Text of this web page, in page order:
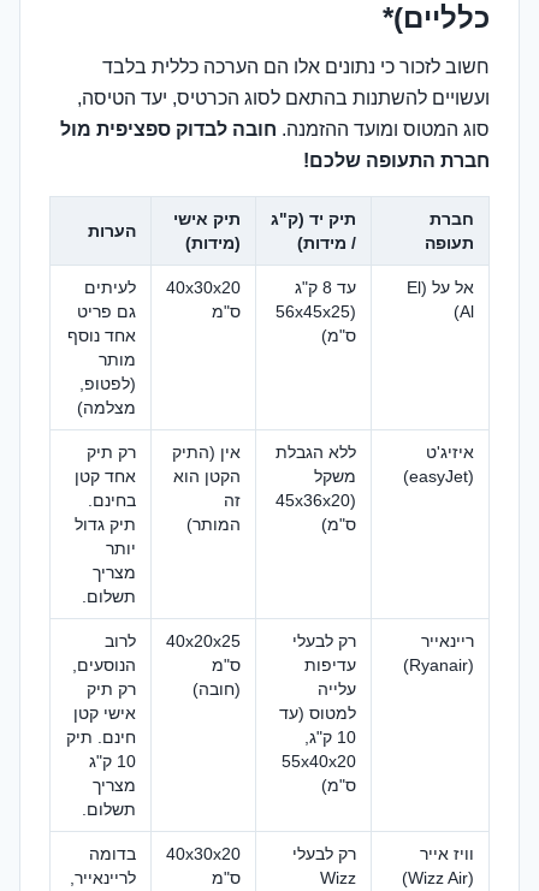
כלליים)*
חשוב לזכור כי נתונים אלו הם הערכה כללית בלבד
ועשויים להשתנות בהתאם לסוג הכרטיס, יעד הטיסה,
סוג המטוס ומועד ההזמנה. חובה לבדוק ספציפית מול
חברת התעופה שלכם!
חברת
תעופה
תיק יד (ק"ג
/ מידות)
תיק אישי
(מידות)
הערות
אל על (El
Al)
עד 8 ק"ג
(56x45x25
ס"מ)
40x30x20
ס"מ
לעיתים
גם פריט
אחד נוסף
מותר
(לפטופ,
מצלמה)
איזיג'ט
(easyJet)
ללא הגבלת
משקל
(45x36x20
ס"מ)
אין (התיק
הקטן הוא
זה
המותר)
רק תיק
אחד קטן
בחינם.
תיק גדול
יותר
מצריך
תשלום.
ריינאייר
(Ryanair)
רק לבעלי
עדיפות
עלייה
למטוס (עד
10 ק"ג,
55x40x20
ס"מ)
40x20x25
ס"מ
(חובה)
לרוב
הנוסעים,
רק תיק
אישי קטן
חינם. תיק
10 ק"ג
מצריך
תשלום.
וויז אייר
(Wizz Air)
רק לבעלי
Wizz
40x30x20
ס"מ
בדומה
לריינאייר,